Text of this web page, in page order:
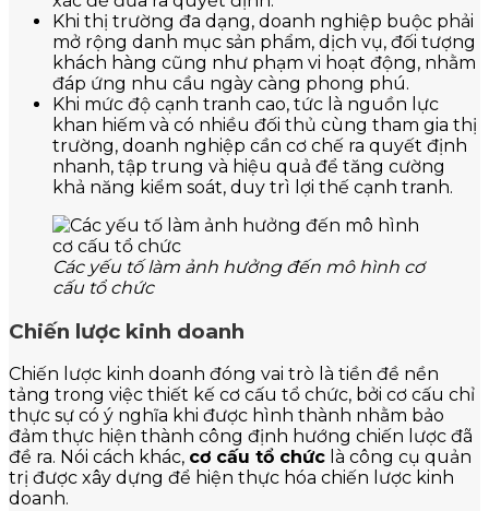
Khi thị trường đa dạng, doanh nghiệp buộc phải
mở rộng danh mục sản phẩm, dịch vụ, đối tượng
khách hàng cũng như phạm vi hoạt động, nhằm
đáp ứng nhu cầu ngày càng phong phú.
Khi mức độ cạnh tranh cao, tức là nguồn lực
khan hiếm và có nhiều đối thủ cùng tham gia thị
trường, doanh nghiệp cần cơ chế ra quyết định
nhanh, tập trung và hiệu quả để tăng cường
khả năng kiểm soát, duy trì lợi thế cạnh tranh.
Các yếu tố làm ảnh hưởng đến mô hình cơ
cấu tổ chức
Chiến lược kinh doanh
Chiến lược kinh doanh đóng vai trò là tiền đề nền
tảng trong việc thiết kế cơ cấu tổ chức, bởi cơ cấu chỉ
thực sự có ý nghĩa khi được hình thành nhằm bảo
đảm thực hiện thành công định hướng chiến lược đã
đề ra. Nói cách khác, cơ cấu tổ chức là công cụ quản
trị được xây dựng để hiện thực hóa chiến lược kinh
doanh.